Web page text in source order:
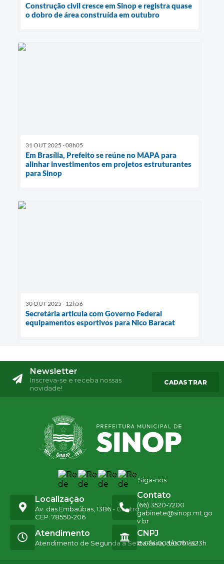
Construção civil cresce em Sinop e registra quase
o dobro de área construída em outubro
31 OUT 2025 - 08h05
Em Brasília, Prefeito se reúne no MAPA para
alinhar investimentos em projetos estruturantes
para Sinop
30 OUT 2025 - 12h56
Secretária articula com Governo Federal
equipamentos esportivos para Nico Baracat
Newsletter
Inscreva-se e receba nossas
novidade!
CADASTRAR
Siga-nos
Localização
Av. das Embaúbas, 1386 - Centro
CEP: 78550-206
Contato
(66) 3520-7200
gabinete@sinop.mt.go
v.br
Atendimento
Atendimento de Segunda a Sexta-feira, das 7h às 13h
CNPJ
15.024.003/0001-32